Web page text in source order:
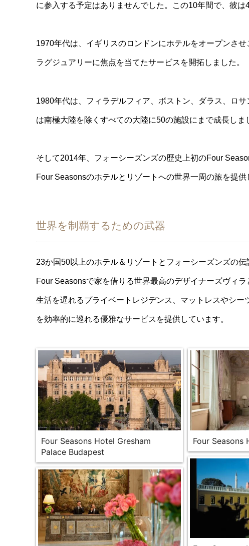
に参入する予定はありませんでした。この10年間で、彼
1970年代は、イギリスのロンドンにホテルをオープンさ
ラグジュアリーに焦点を当てたサービスを開拓しました。
1980年代は、フィラデルフィア、ボストン、ダラス、ロ
は南極大陸を除くすべての大陸に50の施設にまで成長しま
そして2014年、フォーシーズンズの歴史上初のFour
Four Seasonsのホテルとリゾートへの世界一周の旅を提
世界を制覇するための武器
23か国50以上のホテル＆リゾートとフォーシーズンズの
Four Seasonsで家を借りる世界最高のデザイナーズヴィ
生活を遅れるプライベートレジデンス、マットレスやシ
を効率的に巡れる優雅なサービスを提供しています。
Four Seasons Hotel Gresham
Palace Budapest
Four Seasons